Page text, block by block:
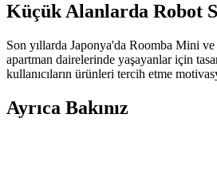
Küçük Alanlarda Robot
Son yıllarda Japonya'da Roomba Mini
apartman dairelerinde yaşayanlar için
kullanıcıların ürünleri tercih etme
Ayrıca Bakınız
Kedi Tüyü Temizliğinde Etkili